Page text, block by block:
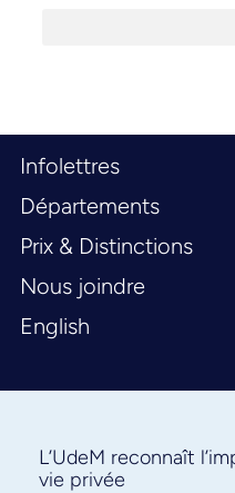
Infolettres
Départements
Prix & Distinctions
Nous joindre
English
L’UdeM reconnaît
vie privée